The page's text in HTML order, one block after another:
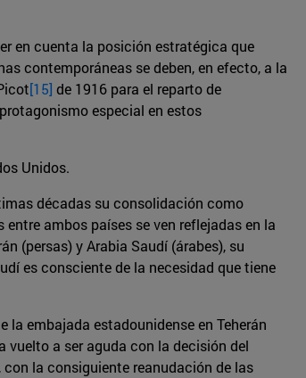
en cuenta la posición estratégica que
contemporáneas se deben, en efecto, a la
[15] de 1916 para el reparto de
especial en estos
Unidos.
décadas su consolidación como
ambos países se ven reflejadas en la
(persas) y Arabia Saudí (árabes), su
es consciente de la necesidad que tiene
embajada estadounidense en Teherán
a ser aguda con la decisión del
la consiguiente reanudación de las